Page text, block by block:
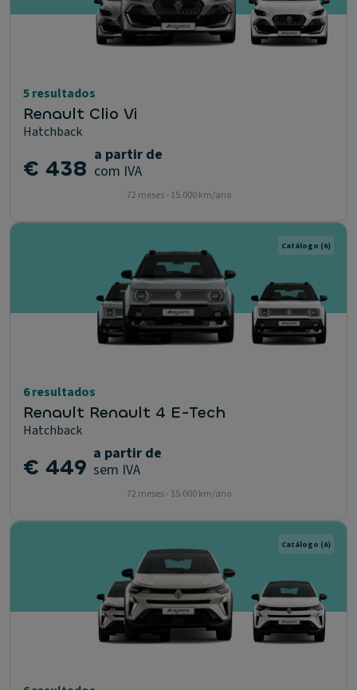
5 resultados
Renault Clio Vi
Hatchback
€ 438 a partir de
com IVA
72 meses - 15.000 km/ano
Catálogo (6)
6 resultados
Renault Renault 4 E-Tech
Hatchback
€ 449 a partir de
sem IVA
72 meses - 15.000 km/ano
Catálogo (6)